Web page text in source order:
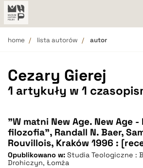
home lista autorów autor
Cezary Gierej
1 artykuły w 1
"W matni New Age. New Age
filozofia", Randall N. Baer,
Rouvillois, Kraków 1996 :
Opublikowano w: Studia Teologiczne :
Drohiczyn, Łomża